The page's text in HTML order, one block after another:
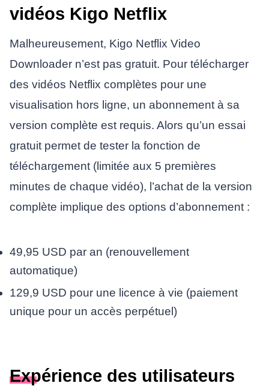
vidéos Kigo Netflix
Malheureusement, Kigo Netflix Video
Downloader n’est pas gratuit. Pour télécharger
des vidéos Netflix complètes pour une
visualisation hors ligne, un abonnement à sa
version complète est requis. Alors qu’un essai
gratuit permet de tester la fonction de
téléchargement (limitée aux 5 premières
minutes de chaque vidéo), l’achat de la version
complète implique des options d’abonnement :
49,95 USD par an (renouvellement
automatique)
129,9 USD pour une licence à vie (paiement
unique pour un accès perpétuel)
Expérience des utilisateurs